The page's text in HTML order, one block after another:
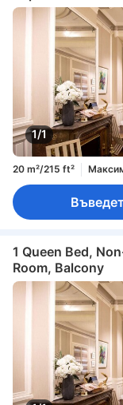
1/1
20 m²/215 ft²
1 Queen Bed,
Room, Balcony